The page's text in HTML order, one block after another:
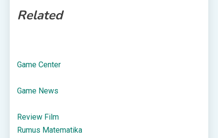
Related
Game Center
Game News
Review Film
Rumus Matematika